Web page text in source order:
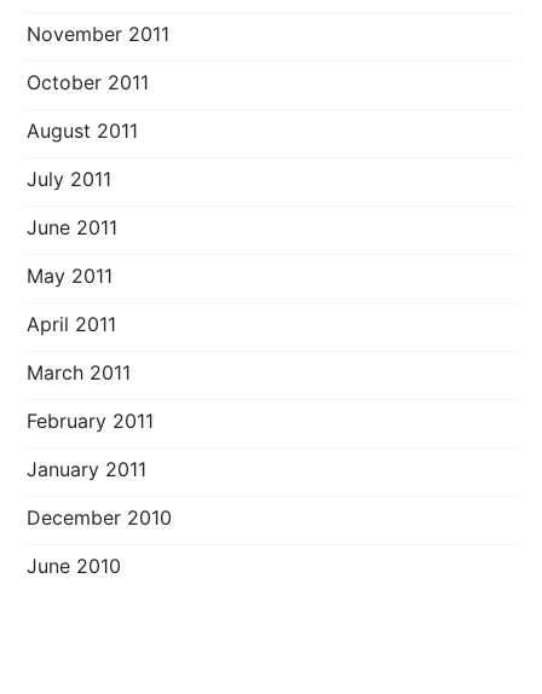
November 2011
October 2011
August 2011
July 2011
June 2011
May 2011
April 2011
March 2011
February 2011
January 2011
December 2010
June 2010